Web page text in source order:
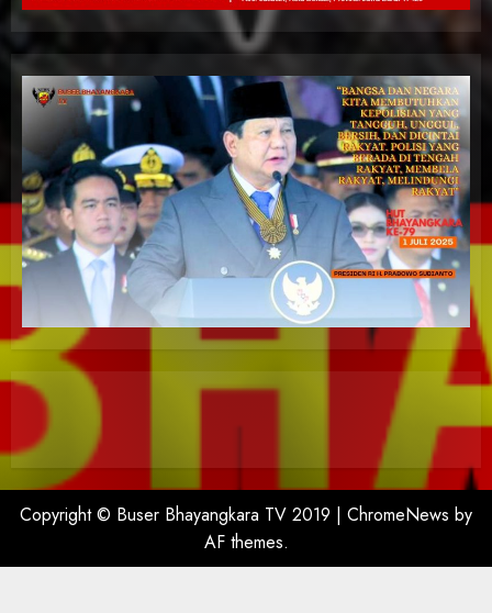
Copyright © Buser Bhayangkara TV 2019 | ChromeNews by
AF themes.